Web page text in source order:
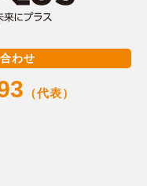
わせ
（代表）